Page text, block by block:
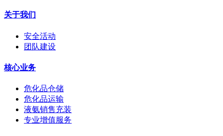
关于我们
安全活动
团队建设
核心业务
危化品仓储
危化品运输
液氨销售充装
专业增值服务